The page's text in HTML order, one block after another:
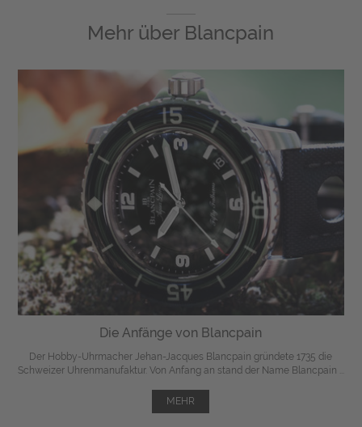
Mehr über Blancpain
Die Anfänge von Blancpain
Der Hobby-Uhrmacher Jehan-Jacques Blancpain gründete 1735 die
Schweizer Uhrenmanufaktur. Von Anfang an stand der Name Blancpain ...
MEHR